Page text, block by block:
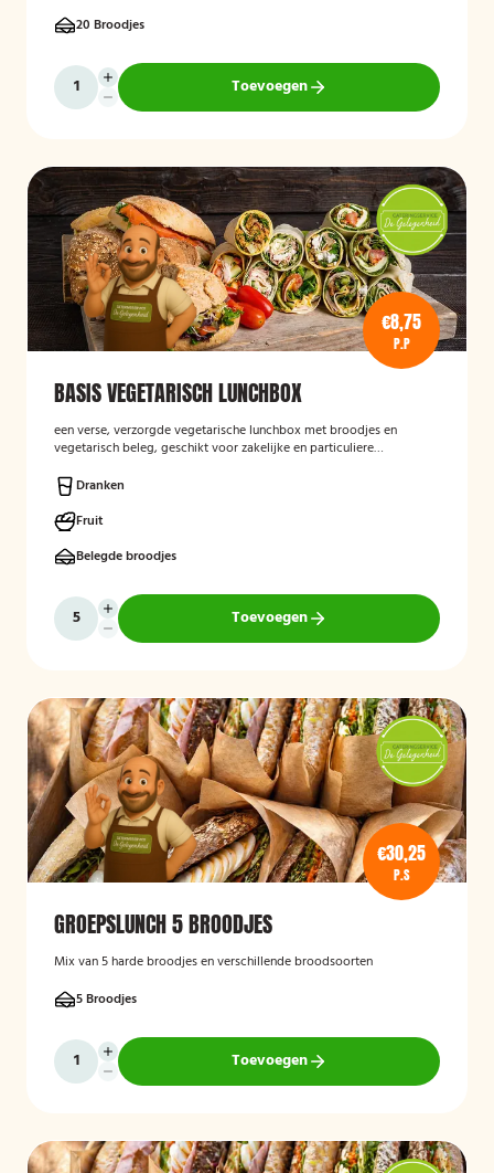
20 Broodjes
Toevoegen
€8,75
P.P
BASIS VEGETARISCH LUNCHBOX
een verse, verzorgde vegetarische lunchbox met broodjes en
vegetarisch beleg, geschikt voor zakelijke en particuliere
Dranken
Fruit
Belegde broodjes
Toevoegen
€30,25
P.S
GROEPSLUNCH 5 BROODJES
Mix van 5 harde broodjes en verschillende broodsoorten
5 Broodjes
Toevoegen